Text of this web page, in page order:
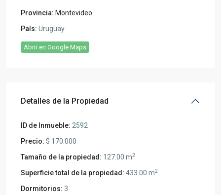
Provincia: Montevideo
País: Uruguay
Abrir en Google Maps
Detalles de la Propiedad
ID de Inmueble: 2592
Precio: $ 170.000
Tamaño de la propiedad: 127.00 m2
Superficie total de la propiedad: 433.00 m2
Dormitorios: 3